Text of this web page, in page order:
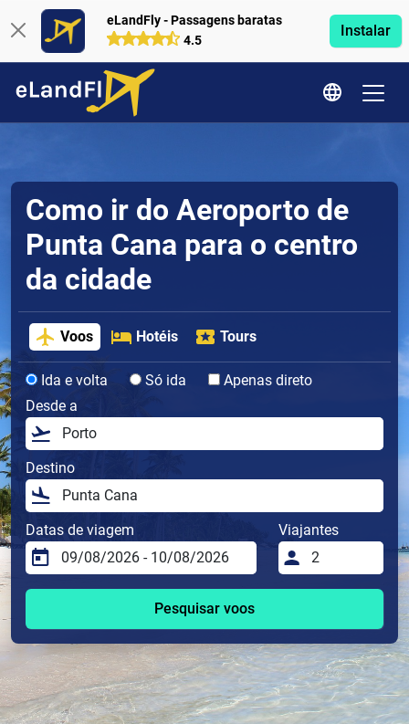
eLandFly - Passagens baratas
4.5
Instalar
Como ir do Aeroporto de
Punta Cana para o centro
da cidade
Voos Hotéis Tours
Ida e volta Só ida
Apenas direto
Desde a
Destino
Datas de viagem Viajantes
Pesquisar voos